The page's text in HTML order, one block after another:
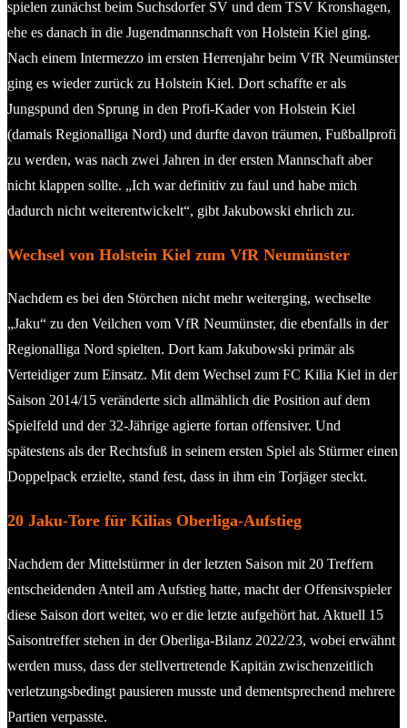
spielen zunächst beim Suchsdorfer SV und dem TSV Kronshagen,
ehe es danach in die Jugendmannschaft von Holstein Kiel ging.
Nach einem Intermezzo im ersten Herrenjahr beim VfR Neumünster
ging es wieder zurück zu Holstein Kiel. Dort schaffte er als
Jungspund den Sprung in den Profi-Kader von Holstein Kiel
(damals Regionalliga Nord) und durfte davon träumen, Fußballprofi
zu werden, was nach zwei Jahren in der ersten Mannschaft aber
nicht klappen sollte. „Ich war definitiv zu faul und habe mich
dadurch nicht weiterentwickelt“, gibt Jakubowski ehrlich zu.
Wechsel von Holstein Kiel zum VfR Neumünster
Nachdem es bei den Störchen nicht mehr weiterging, wechselte
„Jaku“ zu den Veilchen vom VfR Neumünster, die ebenfalls in der
Regionalliga Nord spielten. Dort kam Jakubowski primär als
Verteidiger zum Einsatz. Mit dem Wechsel zum FC Kilia Kiel in der
Saison 2014/15 veränderte sich allmählich die Position auf dem
Spielfeld und der 32-Jährige agierte fortan offensiver. Und
spätestens als der Rechtsfuß in seinem ersten Spiel als Stürmer einen
Doppelpack erzielte, stand fest, dass in ihm ein Torjäger steckt.
20 Jaku-Tore für Kilias Oberliga-Aufstieg
Nachdem der Mittelstürmer in der letzten Saison mit 20 Treffern
entscheidenden Anteil am Aufstieg hatte, macht der Offensivspieler
diese Saison dort weiter, wo er die letzte aufgehört hat. Aktuell 15
Saisontreffer stehen in der Oberliga-Bilanz 2022/23, wobei erwähnt
werden muss, dass der stellvertretende Kapitän zwischenzeitlich
verletzungsbedingt pausieren musste und dementsprechend mehrere
Partien verpasste.